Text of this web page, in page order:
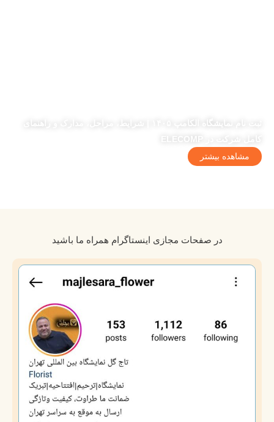
ثبت نام نمایشگاه الکامپ ۱۴۰۵ | شرایط، مراحل، مدارک و راهنمای
مشاهده بیشتر
در صفحات مجازی اینستاگرام همراه ما باشید